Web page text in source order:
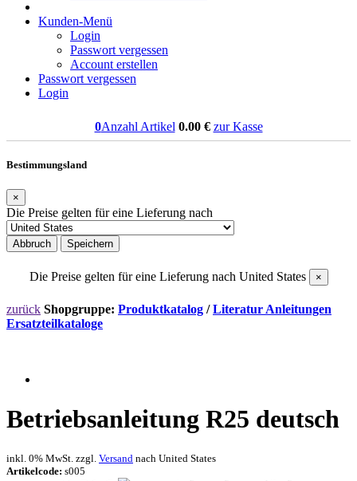
Kunden-Menü
Login
Passwort vergessen
Account erstellen
Passwort vergessen
Login
0Anzahl Artikel 0.00€ zur Kasse
Bestimmungsland
×
Die Preise gelten für eine Lieferung nach
Abbruch Speichern
Die Preise gelten für eine Lieferung nach United States ×
zurück Shopgruppe: Produktkatalog /Literatur Anleitungen
Ersatzteilkataloge
Betriebsanleitung R25 deutsch
inkl. 0% MwSt. zzgl. Versand nach United States
Artikelcode: s005